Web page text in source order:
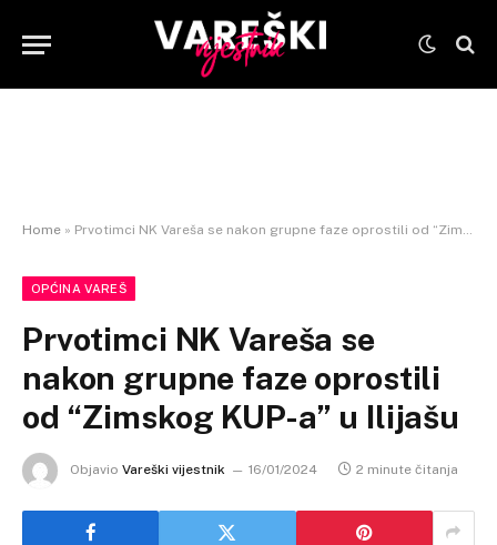
Home » Prvotimci NK Vareša se nakon grupne faze oprostili od “Zimskog KUP-a” u Ilijašu
OPĆINA VAREŠ
Prvotimci NK Vareša se
nakon grupne faze oprostili
od “Zimskog KUP-a” u Ilijašu
Objavio Vareški vijestnik 16/01/2024 2 minute čitanja